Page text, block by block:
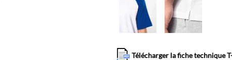
Télécharger la fiche technique